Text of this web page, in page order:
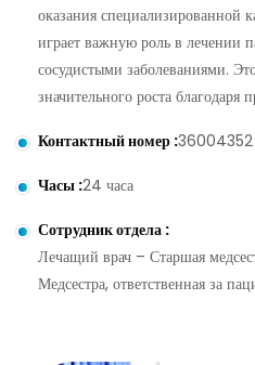
оказания специализированной
играет важную роль в лечении
сосудистыми заболеваниями.
значительного роста
Контактный номер :
Часы :24 часа
Сотрудник отдела :
Лечащий врач – Старшая
Медсестра, ответственная за